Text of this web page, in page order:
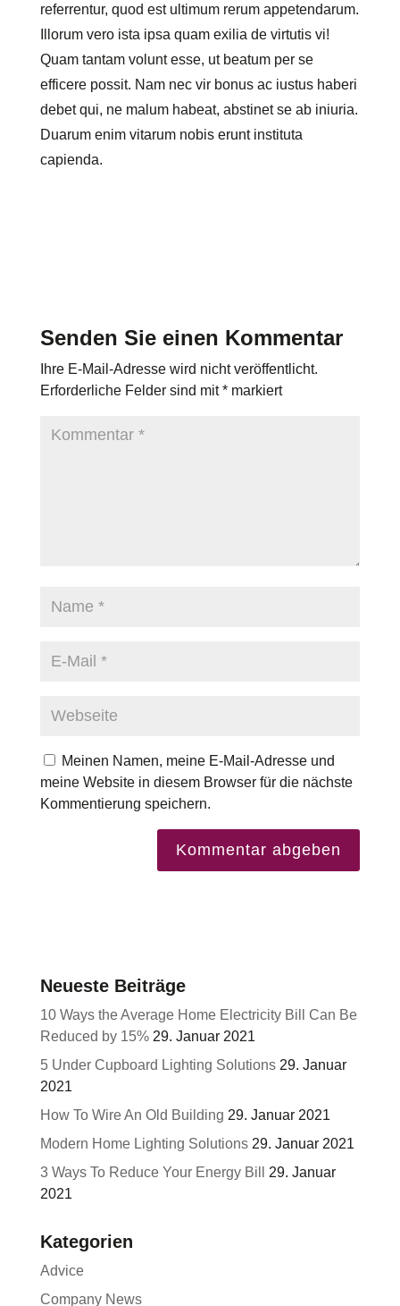
referrentur, quod est ultimum rerum appetendarum.
Illorum vero ista ipsa quam exilia de virtutis vi!
Quam tantam volunt esse, ut beatum per se
efficere possit. Nam nec vir bonus ac iustus haberi
debet qui, ne malum habeat, abstinet se ab iniuria.
Duarum enim vitarum nobis erunt instituta
capienda.
Senden Sie einen Kommentar
Ihre E-Mail-Adresse wird nicht veröffentlicht.
Erforderliche Felder sind mit*markiert
Meinen Namen, meine E-Mail-Adresse und
meine Website in diesem Browser für die nächste
Kommentierung speichern.
Neueste Beiträge
10 Ways the Average Home Electricity Bill Can Be
Reduced by 15% 29. Januar 2021
5 Under Cupboard Lighting Solutions 29. Januar
2021
How To Wire An Old Building 29. Januar 2021
Modern Home Lighting Solutions 29. Januar 2021
3 Ways To Reduce Your Energy Bill
29. Januar
2021
Kategorien
Advice
Company News